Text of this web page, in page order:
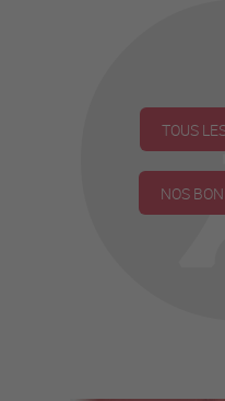
TOUS
NOS